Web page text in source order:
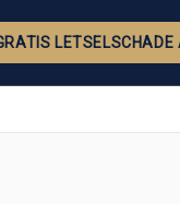
LETSELSCHADE